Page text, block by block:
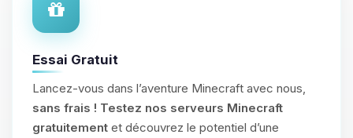
Essai Gratuit
Lancez-vous dans l’aventure Minecraft avec nous,
sans frais ! Testez nos serveurs Minecraft
gratuitement et découvrez le potentiel d’une